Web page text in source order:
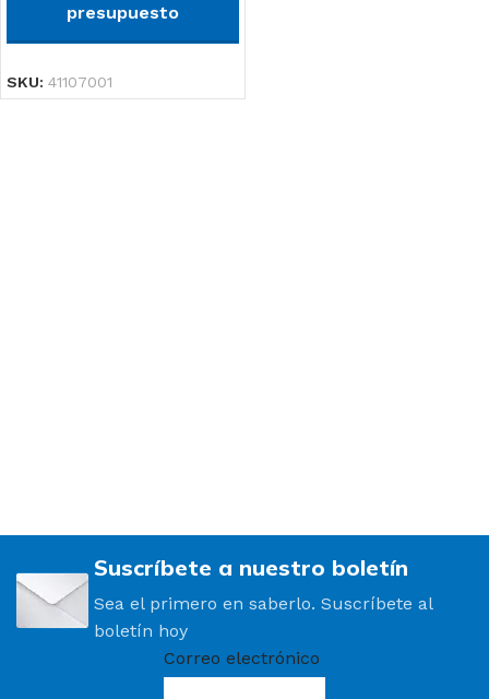
presupuesto
SKU: 41107001
Suscríbete a nuestro boletín
Sea el primero en saberlo. Suscríbete al
boletín hoy
Correo electrónico